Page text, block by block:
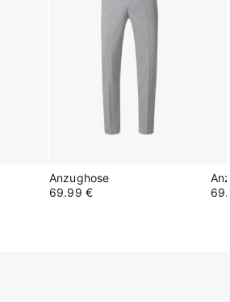
Anzughose
69.99 €